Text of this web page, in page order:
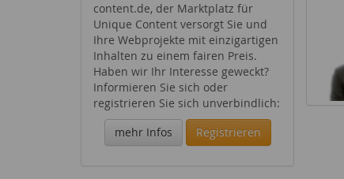
content.de, der Marktplatz für
Unique Content versorgt Sie und
Ihre Webprojekte mit einzigartigen
Inhalten zu einem fairen Preis.
Haben wir Ihr Interesse geweckt?
Informieren Sie sich oder
registrieren Sie sich unverbindlich:
mehr Infos
Registrieren